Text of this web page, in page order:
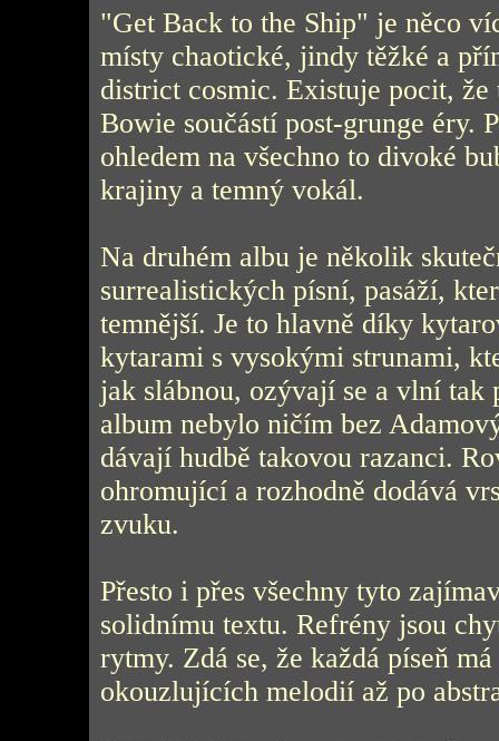
"Get Back to the Ship" je něco
místy chaotické, jindy těžké a
district cosmic. Existuje pocit,
Bowie součástí post-grunge éry.
ohledem na všechno to divoké
krajiny a temný vokál.
Na druhém albu je několik
surrealistických písní, pasáží,
temnější. Je to hlavně díky
kytarami s vysokými strunami,
jak slábnou, ozývají se a vlní tak
album nebylo ničím bez
dávají hudbě takovou razanci.
ohromující a rozhodně dodává
zvuku.
Přesto i přes všechny tyto
solidnímu textu. Refrény jsou
rytmy. Zdá se, že každá píseň
okouzlujících melodií až po